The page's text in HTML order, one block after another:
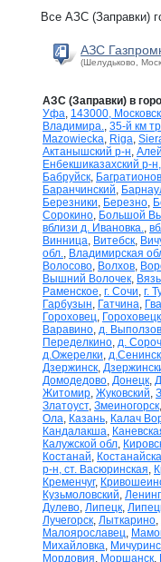
Все АЗС (Заправки)
АЗС
(Шелудьково,
АЗС (Заправки) в
Уфа, 143000,
Владимира., 35-й км
Mazowiecka, Riga,
Актанышский р-н,
Енбекшиказахский р-н,
Бабруйск,
Баранчинский,
Березники, Березно,
Сорокино, Большой
вблизи д. Ивановка.,
Винница, Витебск,
обл., Владимирская
Волосово, Волхов,
Вышний Волочек,
Раменское, г. Сочи, г.
Гарбузын, Гатчина,
Гороховец,
Варавино, д.
Переделкино, д.
д.Ожерелки,
Дзержинск,
Домодедово, Донецк,
Житомир, Жуковский,
Златоуст, Змеиногорск,
Ола, Казань, Калач
Кандалакша,
Калужской обл,
Костанай,
р-н, ст. Васюринская,
Кременчуг,
Кузьмоловский,
Дулево, Липецк,
Лучегорск, Лыткарино,
Малоярославец,
Михайловка,
Мордовия, Моршанск,